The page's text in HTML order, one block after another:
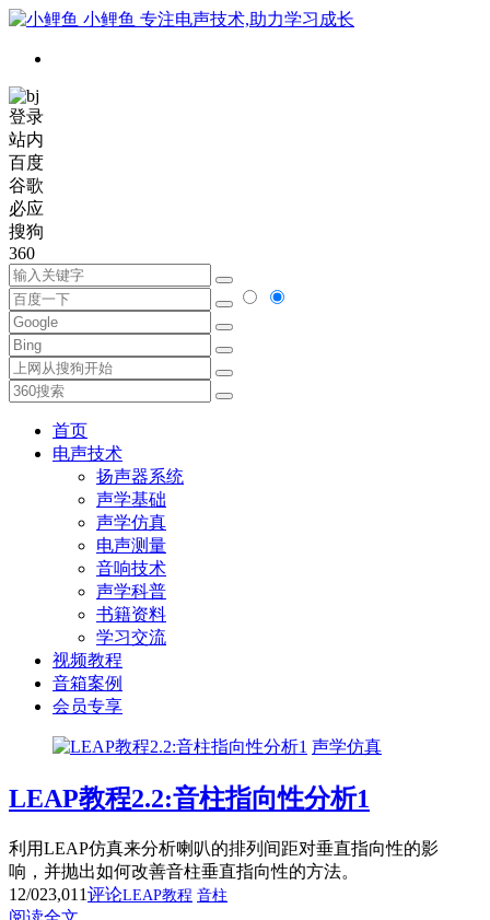
小鲤鱼 专注电声技术,助力学习成长
登录
站内
百度
谷歌
必应
搜狗
360
首页
电声技术
扬声器系统
声学基础
声学仿真
电声测量
音响技术
声学科普
书籍资料
学习交流
视频教程
音箱案例
会员专享
声学仿真
LEAP教程2.2:音柱指向性分析1
利用LEAP仿真来分析喇叭的排列间距对垂直指向性的影
响，并抛出如何改善音柱垂直指向性的方法。
12/023,011评论LEAP教程 音柱